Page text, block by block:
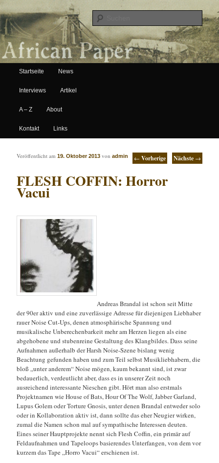
African Paper
Hauptmenü
Zum Inhalt wechseln
Zum sekundären Inhalt wechseln
Startseite News
Interviews Artikel
A – Z About
Kontakt Links
Artikelnavigation ← Vorherige Nächste →
FLESH COFFIN: Horror
Vacui
Veröffentlicht am19. Oktober 2013 vonadmin
Andreas Brandal ist schon seit Mitte
der 90er aktiv und eine zuverlässige Adresse für diejenigen Liebhaber
rauer Noise Cut-Ups, denen atmosphärische Spannung und
musikalische Unberechenbarkeit mehr am Herzen liegen als eine
abgehobene und stubenreine Gestaltung des Klangbildes. Dass seine
Aufnahmen außerhalb der Harsh Noise-Szene bislang wenig
Beachtung gefunden haben und zum Teil selbst Musikliebhabern, die
bloß „unter anderem“ Noise mögen, kaum bekannt sind, ist zwar
bedauerlich, verdeutlicht aber, dass es in unserer Zeit noch
ausreichend interessante Nieschen gibt. Hört man also erstmals
Projektnamen wie House of Bats, Hour Of The Wolf, Jabber Garland,
Lupus Golem oder Torture Gnosis, unter denen Brandal entweder solo
oder in Kollaboration aktiv ist, dann sollte das eher Neugier wirken,
zumal die Namen schon mal auf sympathische Interessen deuten.
Eines seiner Hauptprojekte nennt sich Flesh Coffin, ein primär auf
Feldaufnahmen und Tapeloops basierendes Unterfangen, von dem vor
kurzem das Tape „Horro Vacui“ erschienen ist.